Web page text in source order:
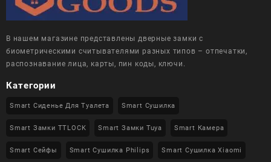
В нашем магазине представлены дверные замки с
биометрическими считывателями разных типов – отпечатки,
распознавание лица, карты, пин коды, ключи.
Категории
Smart Сиденье Для Туалета Smart Сушилка
Smart Замки TTLOCK Smart Замки Tuya Smart Камера
Smart Сейфы Smart Сушилка Philips Smart Сушилка Xiaomi